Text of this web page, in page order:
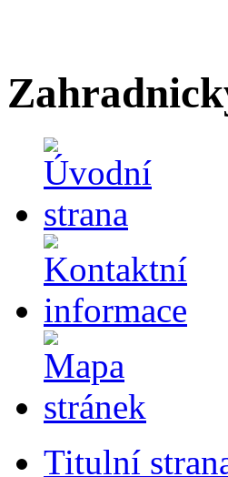
Titulní